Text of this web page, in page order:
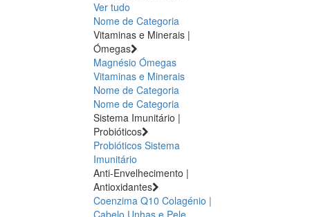
Ver tudo
Nome de Categoria
Vitaminas e Minerais |
Ómegas
Magnésio Ómegas
Vitaminas e Minerais
Nome de Categoria
Nome de Categoria
Sistema Imunitário |
Probióticos
Probióticos Sistema
Imunitário
Anti-Envelhecimento |
Antioxidantes
Coenzima Q10 Colagénio |
Cabelo Unhas e Pele